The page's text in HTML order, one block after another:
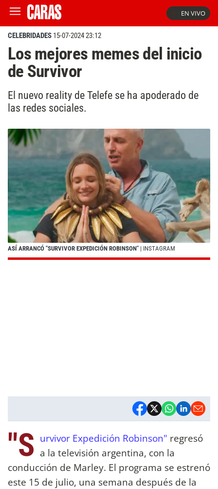
EN VIVO
CELEBRIDADES 15-07-2024 23:12
Los mejores memes del inicio
de Survivor
El nuevo reality de Telefe se ha apoderado de
las redes sociales.
ASÍ ARRANCÓ "SURVIVOR EXPEDICIÓN ROBINSON" | INSTAGRAM
"S urvivor Expedición Robinson" regresó
a la televisión argentina, con la
conducción de Marley. El programa se estrenó
este 15 de julio, una semana después de la